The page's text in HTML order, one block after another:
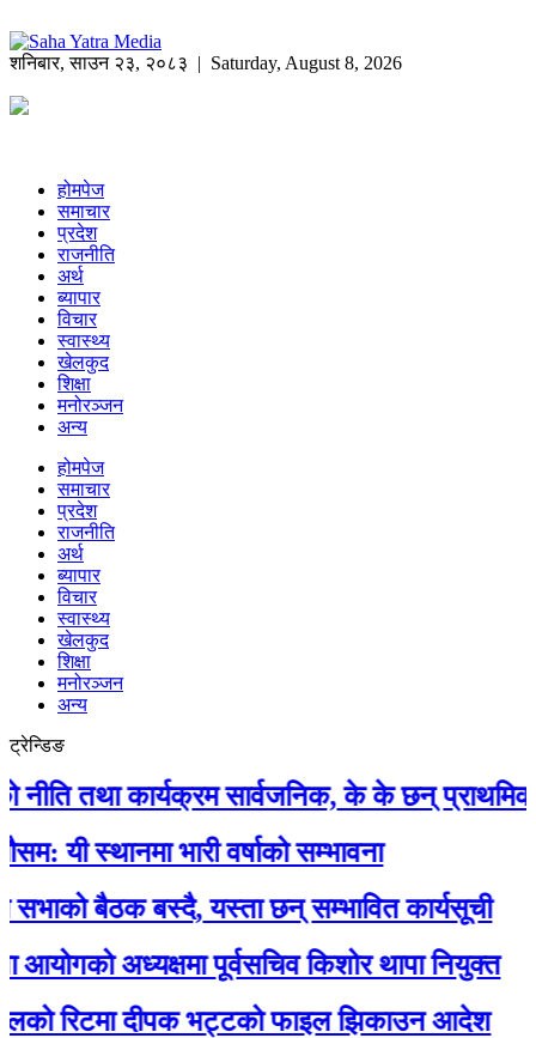
शनिबार,साउन २३, २०८३ | Saturday, August 8, 2026
होमपेज
समाचार
प्रदेश
राजनीति
अर्थ
ब्यापार
विचार
स्वास्थ्य
खेलकुद
शिक्षा
मनोरञ्जन
अन्य
होमपेज
समाचार
प्रदेश
राजनीति
अर्थ
ब्यापार
विचार
स्वास्थ्य
खेलकुद
शिक्षा
मनोरञ्जन
अन्य
ट्रेन्डिङ
तथा कार्यक्रम सार्वजनिक, के के छन् प्राथमिकतामा ?
भारी वर्षाको सम्भावना
बैठक बस्दै, यस्ता छन् सम्भावित कार्यसूची
अध्यक्षमा पूर्वसचिव किशोर थापा नियुक्त
दीपक भट्टको फाइल झिकाउन आदेश